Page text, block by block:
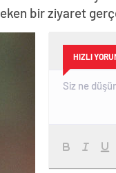
bir ziyaret
HIZLI